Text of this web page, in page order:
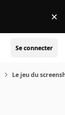
×
Se connecter
Le jeu du